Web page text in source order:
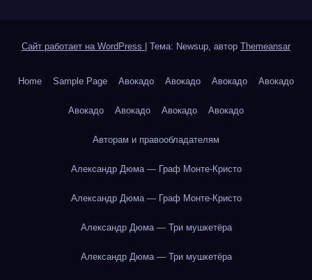
Сайт работает на WordPress Тема: Newsup, автор Themeansar
Home Sample Page Авокадо Авокадо Авокадо Авокадо
Авокадо Авокадо Авокадо Авокадо
Авторам и правообладателям
Александр Дюма — Граф Монте-Кристо
Александр Дюма — Граф Монте-Кристо
Александр Дюма — Три мушкетёра
Александр Дюма — Три мушкетёра